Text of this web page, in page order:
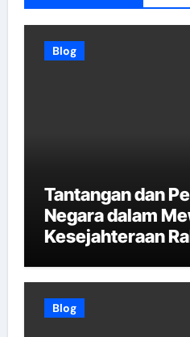
Blog
Tantangan dan
Negara dalam
Kesejahteraan
Blog